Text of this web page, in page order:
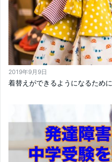
2019年9月9日
着替えができるようになるために